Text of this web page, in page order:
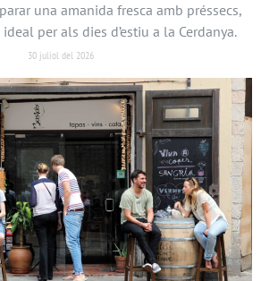
una amanida fresca amb préssecs,
per als dies d’estiu a la Cerdanya.
30 juliol del 2026